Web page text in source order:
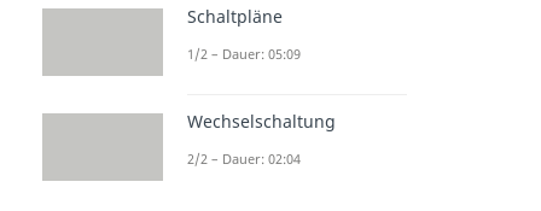
sator
ondens
ator
Schaltpläne
1/2 – Dauer: 05:09
Wechselschaltung
2/2 – Dauer: 02:04